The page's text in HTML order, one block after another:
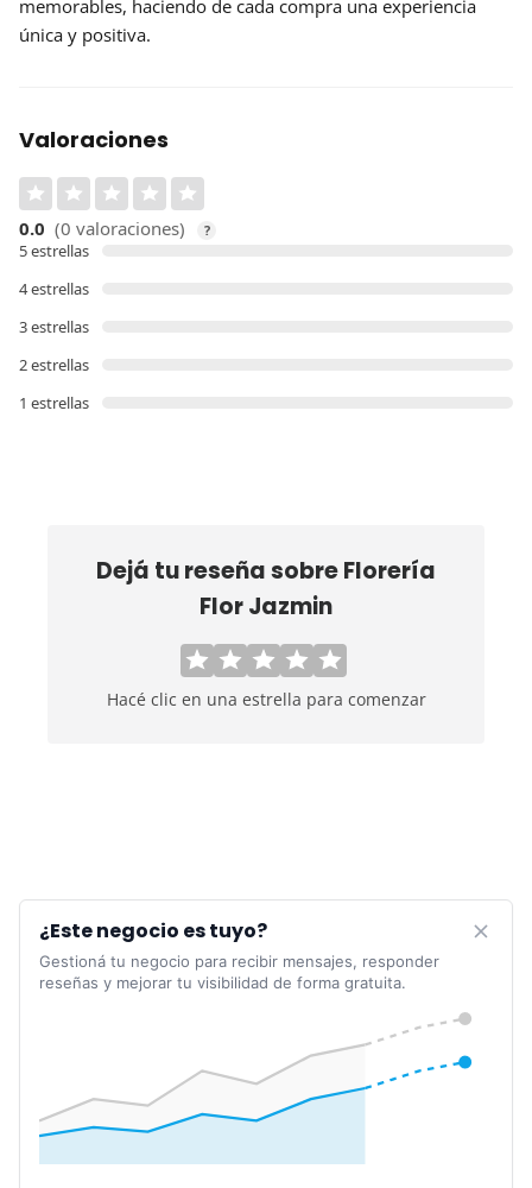
memorables, haciendo de cada compra una experiencia
única y positiva.
Valoraciones
0.0 (0 valoraciones) ?
5 estrellas
4 estrellas
3 estrellas
2 estrellas
1 estrellas
Dejá tu reseña sobreFlorería
Flor Jazmin
Hacé clic en una estrella para comenzar
¿Este negocio es tuyo?
Gestioná tu negocio para recibir mensajes, responder
reseñas y mejorar tu visibilidad de forma gratuita.